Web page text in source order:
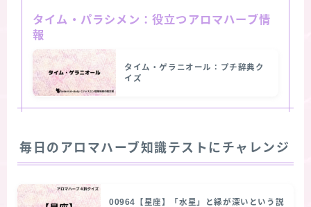
タイム・パラシメン：役立つアロマハーブ情
報
タイム・ゲラニオール：プチ辞典ク
イズ
毎日のアロマハーブ知識テストにチャレンジ
00964【星座】「水星」と縁が深いという説